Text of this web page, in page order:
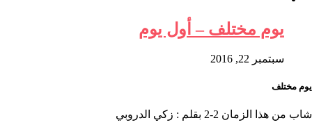
يوم مختلف – أول يوم
سبتمبر 22, 2016
يوم مختلف
شاب من هذا الزمان 2-2 بقلم : زكي الدروبي